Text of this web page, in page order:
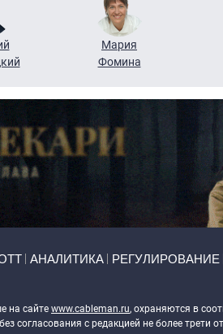
Мария
Фомина
АНАЛИТИКА РЕГУЛИРОВАНИЕ
на сайте www.cableman.ru, охраняются в
согласования с редакцией не более трети